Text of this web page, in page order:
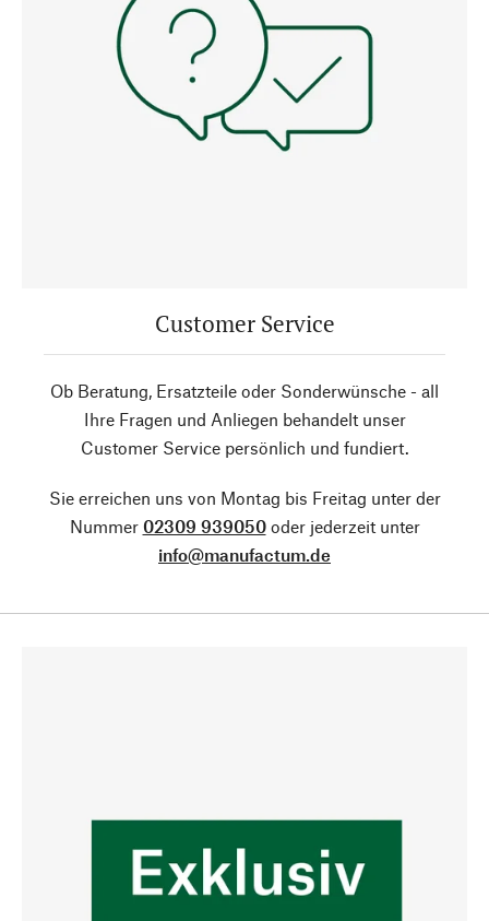
Customer Service
Ob Beratung, Ersatzteile oder Sonderwünsche - all
Ihre Fragen und Anliegen behandelt unser
Customer Service persönlich und fundiert.
Sie erreichen uns von Montag bis Freitag unter der
Nummer 02309 939050oder jederzeit unter
info@manufactum.de